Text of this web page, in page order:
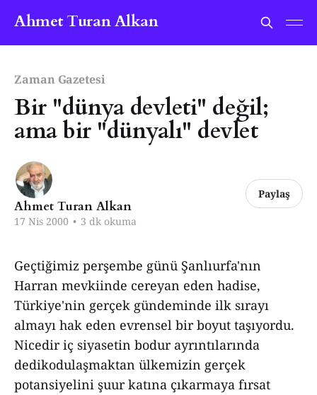
Ahmet Turan Alkan
Zaman Gazetesi
Bir "dünya devleti" değil;
ama bir "dünyalı" devlet
Ahmet Turan Alkan
17 Nis 2000 • 3 dk okuma
Paylaş
Geçtiğimiz perşembe günü Şanlıurfa'nın
Harran mevkiinde cereyan eden hadise,
Türkiye'nin gerçek gündeminde ilk sırayı
almayı hak eden evrensel bir boyut taşıyordu.
Nicedir iç siyasetin bodur ayrıntılarında
dedikodulaşmaktan ülkemizin gerçek
potansiyelini şuur katına çıkarmaya fırsat